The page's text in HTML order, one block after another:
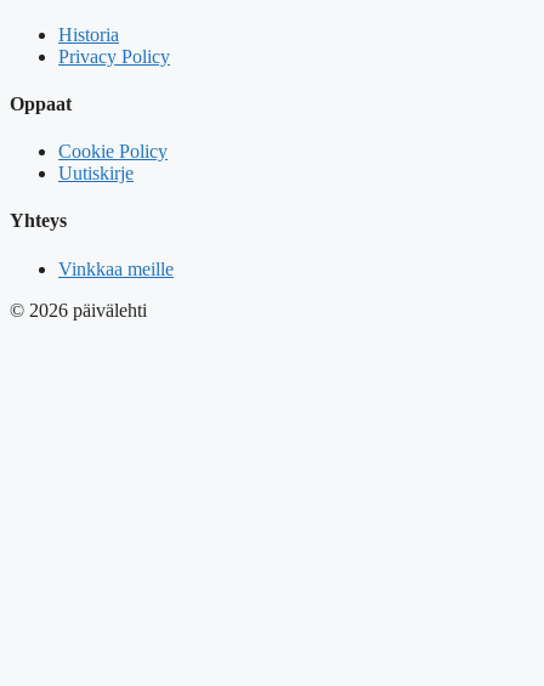
Historia
Privacy Policy
Oppaat
Cookie Policy
Uutiskirje
Yhteys
Vinkkaa meille
© 2026 päivälehti